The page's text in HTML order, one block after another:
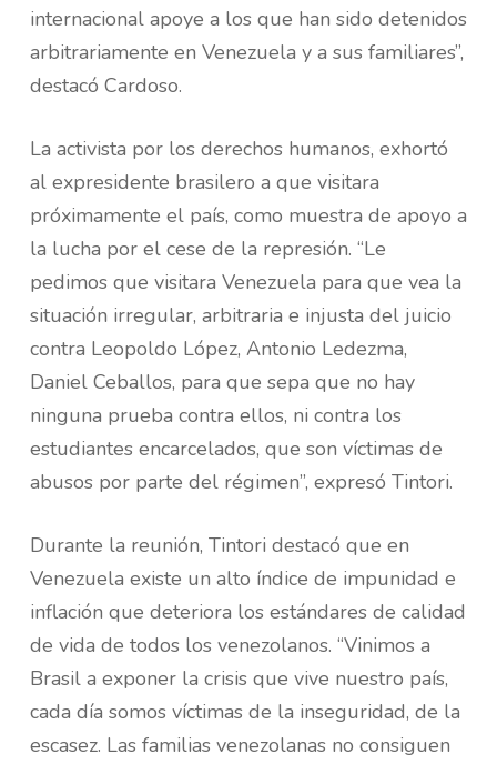
internacional apoye a los que han sido detenidos
arbitrariamente en Venezuela y a sus familiares”,
destacó Cardoso.
La activista por los derechos humanos, exhortó
al expresidente brasilero a que visitara
próximamente el país, como muestra de apoyo a
la lucha por el cese de la represión. “Le
pedimos que visitara Venezuela para que vea la
situación irregular, arbitraria e injusta del juicio
contra Leopoldo López, Antonio Ledezma,
Daniel Ceballos, para que sepa que no hay
ninguna prueba contra ellos, ni contra los
estudiantes encarcelados, que son víctimas de
abusos por parte del régimen”, expresó Tintori.
Durante la reunión, Tintori destacó que en
Venezuela existe un alto índice de impunidad e
inflación que deteriora los estándares de calidad
de vida de todos los venezolanos. “Vinimos a
Brasil a exponer la crisis que vive nuestro país,
cada día somos víctimas de la inseguridad, de la
escasez. Las familias venezolanas no consiguen